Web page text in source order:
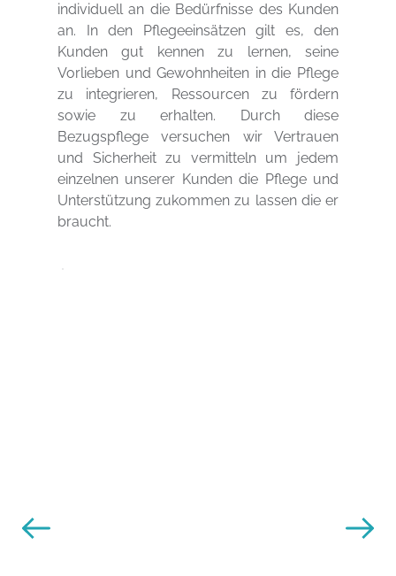
individuell an die Bedürfnisse des Kunden
an. In den Pflegeeinsätzen gilt es, den
Kunden gut kennen zu lernen, seine
Vorlieben und Gewohnheiten in die Pflege
zu integrieren, Ressourcen zu fördern
sowie zu erhalten. Durch diese
Bezugspflege versuchen wir Vertrauen
und Sicherheit zu vermitteln um jedem
einzelnen unserer Kunden die Pflege und
Unterstützung zukommen zu lassen die er
braucht.